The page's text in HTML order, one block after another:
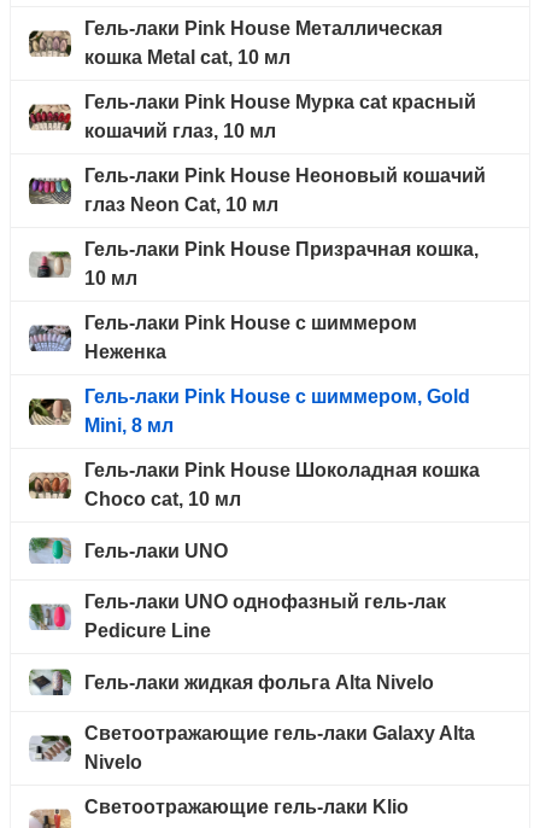
Гель-лаки Pink House Металлическая
кошка Metal cat, 10 мл
Гель-лаки Pink House Мурка cat красный
кошачий глаз, 10 мл
Гель-лаки Pink House Неоновый кошачий
глаз Neon Cat, 10 мл
Гель-лаки Pink House Призрачная кошка,
10 мл
Гель-лаки Pink House с шиммером
Неженка
Гель-лаки Pink House с шиммером, Gold
Mini, 8 мл
Гель-лаки Pink House Шоколадная кошка
Choco cat, 10 мл
Гель-лаки UNO
Гель-лаки UNO однофазный гель-лак
Pedicure Line
Гель-лаки жидкая фольга Alta Nivelo
Светоотражающие гель-лаки Galaxy Alta
Nivelo
Светоотражающие гель-лаки Klio